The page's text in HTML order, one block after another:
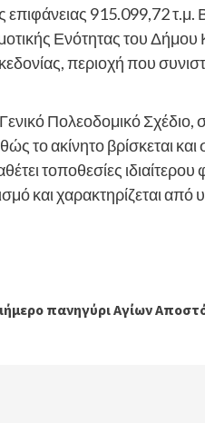
επιφάνειας 915.099,72 τ.μ.
Ενότητας του
περιοχή που
Πολεοδομικό
το ακίνητο βρίσκεται και
τοποθεσίες ιδιαίτερου
και χαρακτηρίζεται
πανηγύρι Αγίων